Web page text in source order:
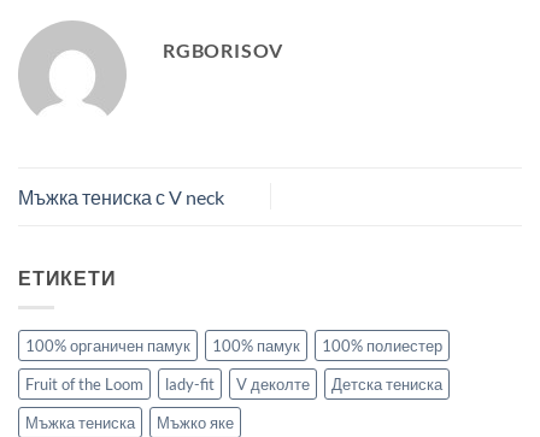
RGBORISOV
Мъжка тениска с V neck
ЕТИКЕТИ
100% органичен памук 100% памук
100% полиестер
Fruit of the Loom
lady-fit V деколте
Детска тениска
Мъжка тениска
Мъжко яке